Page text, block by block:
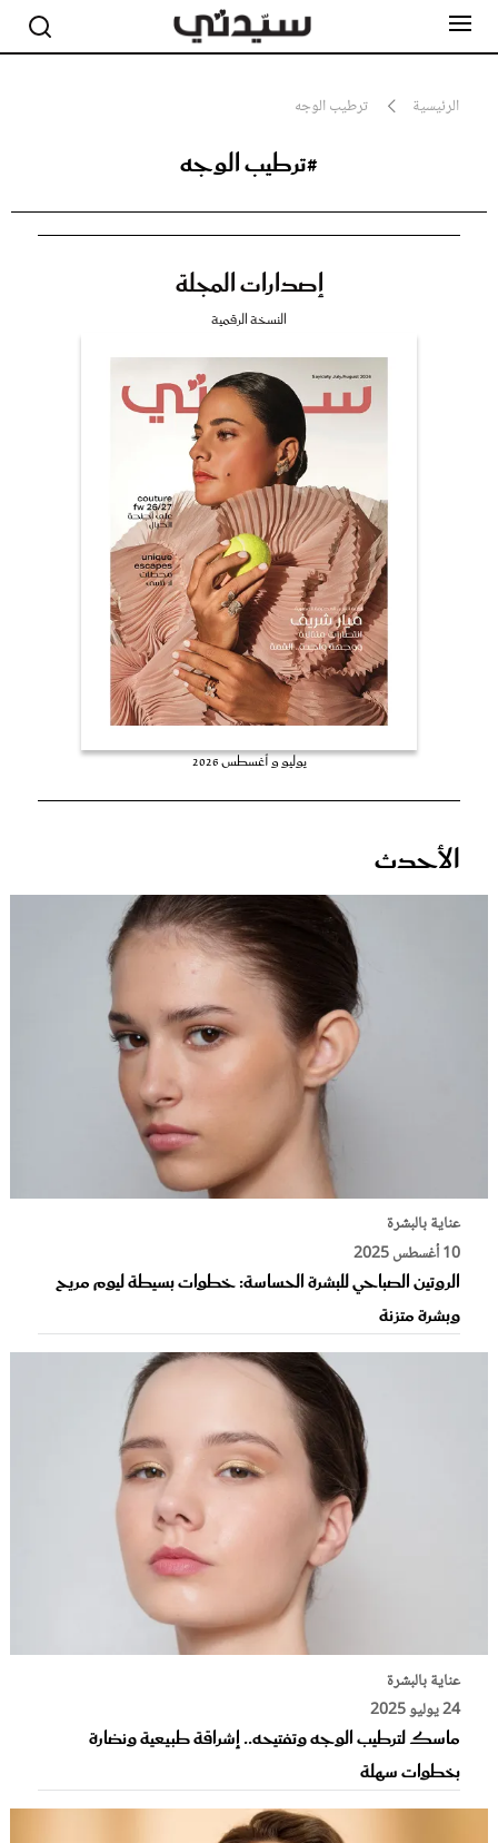
الرئيسية ترطيب الوجه
#ترطيب الوجه
إصدارات المجلة
النسخة الرقمية
يوليو و أغسطس 2026
الأحدث
عناية بالبشرة
10 أغسطس 2025
الروتين الصباحي للبشرة الحساسة: خطوات بسيطة ليوم مريح
وبشرة متزنة
عناية بالبشرة
24 يوليو 2025
ماسك لترطيب الوجه وتفتيحه.. إشراقة طبيعية ونضارة
بخطوات سهلة
جمال
صحة ورشاقة
عروس سيدتي
غلاف رفمي